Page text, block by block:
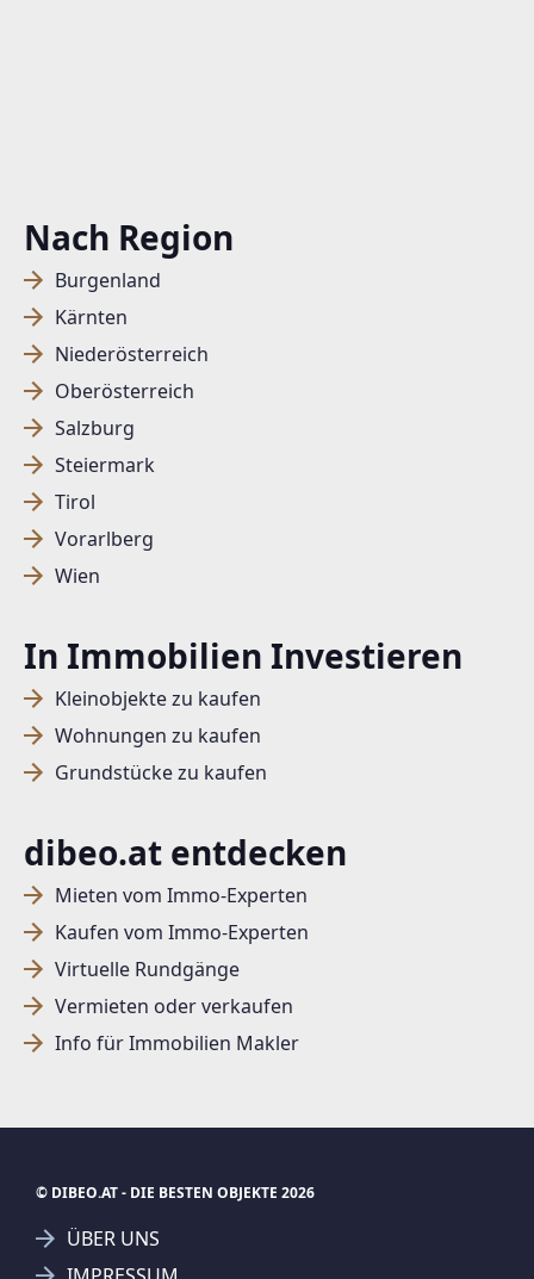
Nach Region
Burgenland
Kärnten
Niederösterreich
Oberösterreich
Salzburg
Steiermark
Tirol
Vorarlberg
Wien
In Immobilien Investieren
Kleinobjekte zu kaufen
Wohnungen zu kaufen
Grundstücke zu kaufen
dibeo.at entdecken
Mieten vom Immo-Experten
Kaufen vom Immo-Experten
Virtuelle Rundgänge
Vermieten oder verkaufen
Info für Immobilien Makler
© DIBEO.AT - DIE BESTEN OBJEKTE 2026
ÜBER UNS